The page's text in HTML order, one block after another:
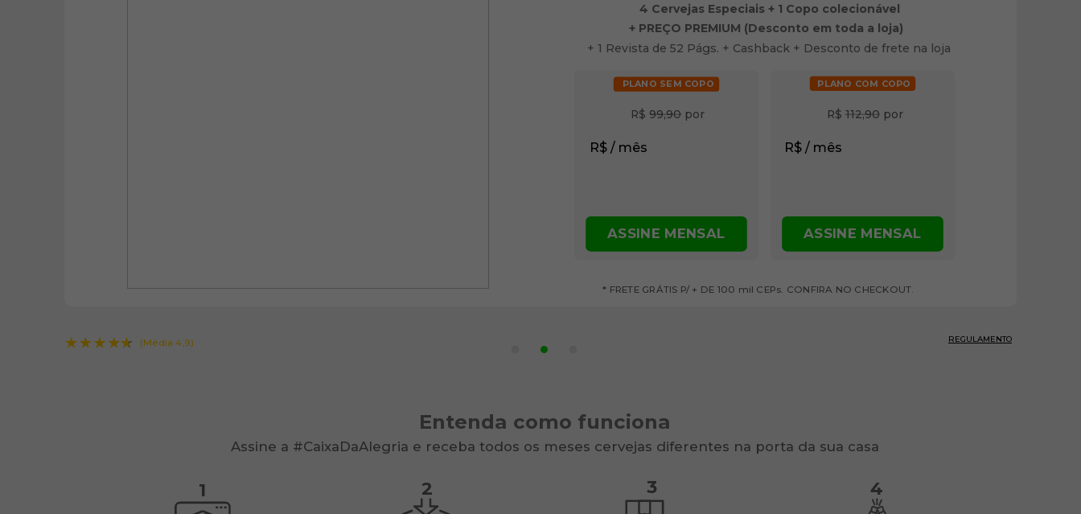
4 Cervejas Especiais + 1 Copo colecionável
+ PREÇO PREMIUM (Desconto em toda a loja)
+ 1 Revista de 52 Págs. + Cashback + Desconto de frete na loja
ASSINE MENSAL
R$ / mês
R$ 99,90 por
PLANO SEM COPO
ASSINE MENSAL
R$ / mês
R$ 112,90 por
PLANO COM COPO
* FRETE GRÁTIS P/ + DE 100 mil CEPs. CONFIRA NO CHECKOUT.
REGULAMENTO
(Média 4,9)
4
Assine a #CaixaDaAlegria e receba todos os meses cervejas diferentes na porta da sua casa
Entenda como funciona
2
1 3